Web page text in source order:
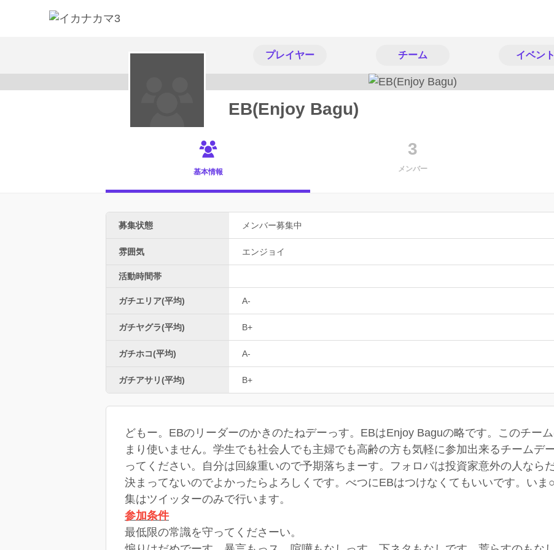
プレイヤー チーム イベント
メンバー募集中 EB(Enjoy Bagu)
基本情報
3
メンバー
募集状態 メンバー募集中
雰囲気 エンジョイ
活動時間帯
ガチエリア(平均) A-
ガチヤグラ(平均) B+
ガチホコ(平均) A-
ガチアサリ(平均) B+
どもー。EBのリーダーのかきのたねデーっす。EBはEnjoy Baguの略です。このチー
まり使いません。学生でも社会人でも主婦でも高齢の方も気軽に参加出来るチームデ
ってください。自分は回線重いので予期落ちまーす。フォロバは投資家意外の人なら
決まってないのでよかったらよろしくです。べつにEBはつけなくてもいいです。い
集はツイッターのみで行います。
参加条件
最低限の常識を守ってくださーい。